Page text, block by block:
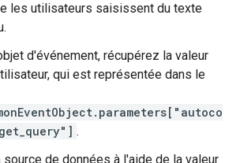
les utilisateurs saisissent du texte
d'événement, récupérez la valeur
qui est représentée dans le
.
de données à l'aide de la valeur